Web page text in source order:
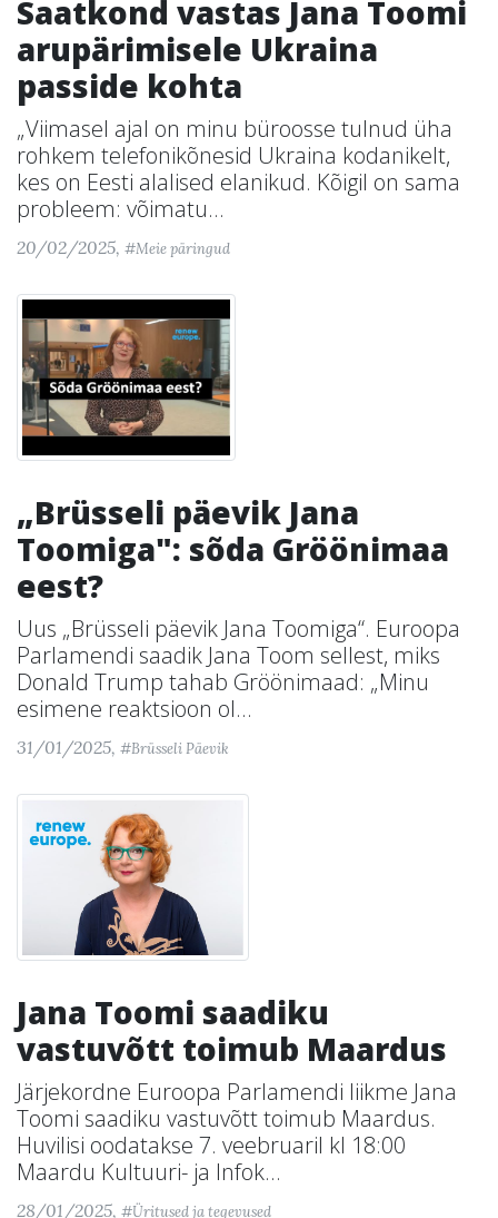
Saatkond vastas Jana Toomi
arupärimisele Ukraina
passide kohta
„Viimasel ajal on minu büroosse tulnud üha
rohkem telefonikõnesid Ukraina kodanikelt,
kes on Eesti alalised elanikud. Kõigil on sama
probleem: võimatu...
20/02/2025, #Meie päringud
„Brüsseli päevik Jana
Toomiga": sõda Gröönimaa
eest?
Uus „Brüsseli päevik Jana Toomiga“. Euroopa
Parlamendi saadik Jana Toom sellest, miks
Donald Trump tahab Gröönimaad: „Minu
esimene reaktsioon ol...
31/01/2025, #Brüsseli Päevik
Jana Toomi saadiku
vastuvõtt toimub Maardus
Järjekordne Euroopa Parlamendi liikme Jana
Toomi saadiku vastuvõtt toimub Maardus.
Huvilisi oodatakse 7. veebruaril kl 18:00
Maardu Kultuuri- ja Infok...
28/01/2025, #Üritused ja tegevused